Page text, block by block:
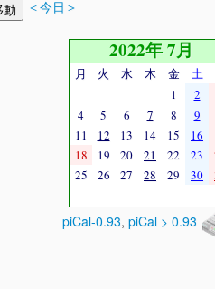
＜今日＞
2022年 7月
月 火 水 木 金 土
1
2
4
5 6 7 8 9
11
12 13 14 15 16
18
19 20 21 22 23
25
26 27 28 29 30
piCal-0.93, piCal > 0.93